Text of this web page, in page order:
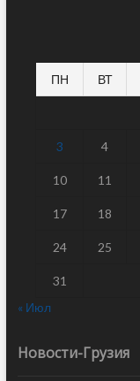
ПН ВТ
3 4
10 11
17 18
24 25
31
« Июл
Новости-Грузия